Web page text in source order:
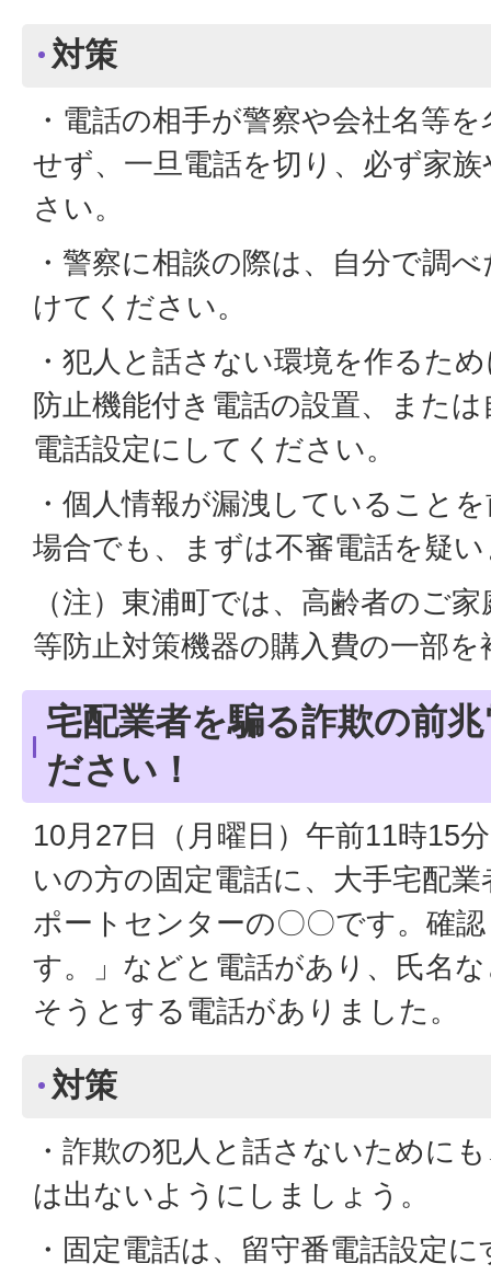
対策
・電話の相手が警察や会社名等
せず、一旦電話を切り、必ず家
さい。
・警察に相談の際は、自分で調
けてください。
・犯人と話さない環境を作るた
防止機能付き電話の設置、また
電話設定にしてください。
・個人情報が漏洩していること
場合でも、まずは不審電話を疑
（注）東浦町では、高齢者のご
等防止対策機器の購入費の一部
宅配業者を騙る詐欺の前
ださい！
10月27日（月曜日）午前11時15
いの方の固定電話に、大手宅配
ポートセンターの〇〇です。確
す。」などと電話があり、氏名
そうとする電話がありました。
対策
・詐欺の犯人と話さないために
は出ないようにしましょう。
・固定電話は、留守番電話設定